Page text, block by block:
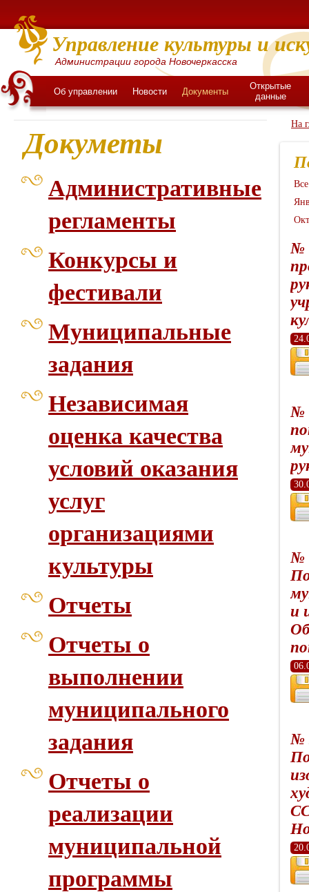
Управление культуры и
Администрации города Новочеркасска
Об управлении Новости Документы
Открытые
данные
Докуметы
Административные
регламенты
Конкурсы и
фестивали
Муниципальные
задания
Независимая
оценка качества
условий оказания
услуг
организациями
культуры
Отчеты
Отчеты о
выполнении
муниципального
задания
Отчеты о
реализации
муниципальной
программы
На
№
№
№
и
№